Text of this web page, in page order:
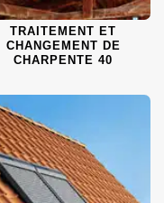
TRAITEMENT ET
CHANGEMENT DE
CHARPENTE 40